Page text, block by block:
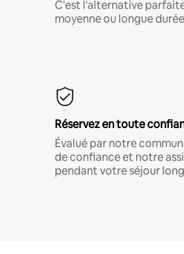
C'est l'alternative
moyenne ou longue
Réservez en toute
Évalué par notre
de confiance et notre
pendant votre séjour